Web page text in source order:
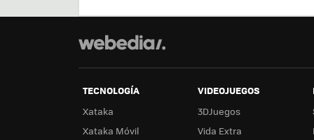
TECNOLOGÍA
Xataka
Xataka Móvil
VIDEOJUEGOS
3DJuegos
Vida Extra